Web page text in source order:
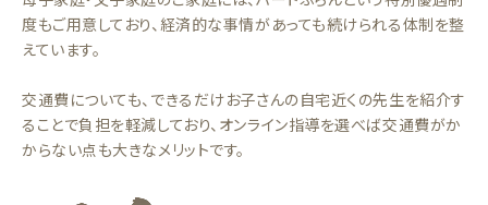
度もご用意しており、経済的な事情があっても続けられる体制を整
えています。
交通費についても、できるだけお子さんの自宅近くの先生を紹介す
ることで負担を軽減しており、オンライン指導を選べば交通費がか
からない点も大きなメリットです。